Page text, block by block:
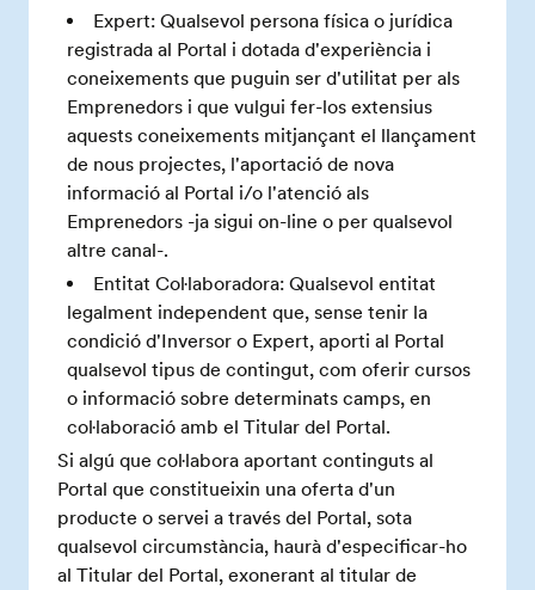
Expert: Qualsevol persona física o jurídica
registrada al Portal i dotada d'experiència i
coneixements que puguin ser d'utilitat per als
Emprenedors i que vulgui fer-los extensius
aquests coneixements mitjançant el llançament
de nous projectes, l'aportació de nova
informació al Portal i/o l'atenció als
Emprenedors -ja sigui on-line o per qualsevol
altre canal-.
Entitat Col·laboradora: Qualsevol entitat
legalment independent que, sense tenir la
condició d'Inversor o Expert, aporti al Portal
qualsevol tipus de contingut, com oferir cursos
o informació sobre determinats camps, en
col·laboració amb el Titular del Portal.
Si algú que col·labora aportant continguts al
Portal que constitueixin una oferta d'un
producte o servei a través del Portal, sota
qualsevol circumstància, haurà d'especificar-ho
al Titular del Portal, exonerant al titular de